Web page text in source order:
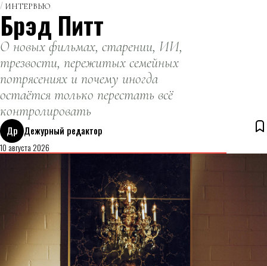
ИНТЕРВЬЮ
Брэд Питт
О новых фильмах, старении, ИИ,
трезвости, пережитых семейных
потрясениях и почему иногда
остаётся только перестать всё
контролировать
Др Дежурный редактор
10 августа 2026